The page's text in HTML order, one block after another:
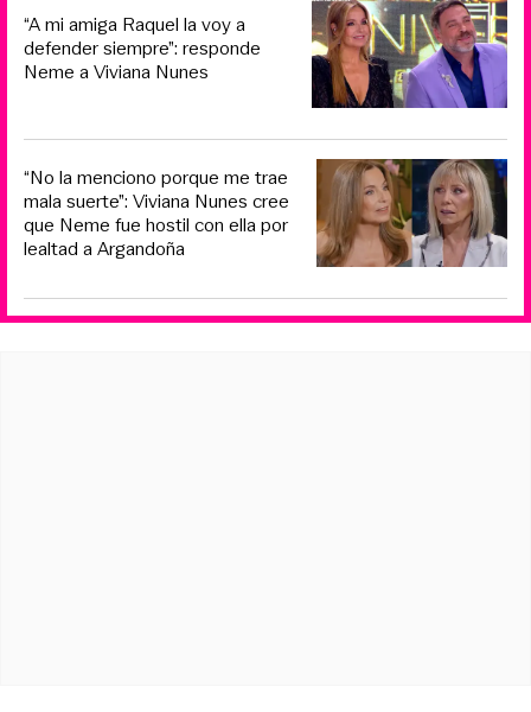
“A mi amiga Raquel la voy a
defender siempre”: responde
Neme a Viviana Nunes
“No la menciono porque me trae
mala suerte”: Viviana Nunes cree
que Neme fue hostil con ella por
lealtad a Argandoña